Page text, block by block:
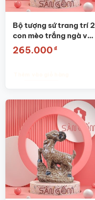
Bộ tượng sứ trang trí 2
con mèo trắng ngà vẽ
hoa nhí SG-TT18
265.000 ₫